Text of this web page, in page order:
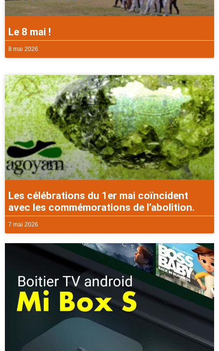
Le 8 mai !
8 mai 2026
Les célébrations du 1er mai coïncident
avec les commémorations de l’abolition.
7 mai 2026